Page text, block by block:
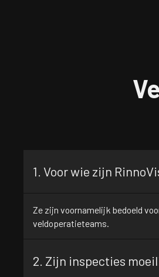
1. Voor wie zijn
Ze zijn voornamelijk bedoeld
veldoperatieteams.
2. Zijn inspecties